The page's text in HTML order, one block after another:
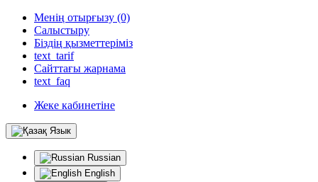
Менің отырғызу (0)
Салыстыру
Біздің қызметтеріміз
text_tarif
Сайттағы жарнама
text_faq
Жеке кабинетіне
Язык
Russian
English